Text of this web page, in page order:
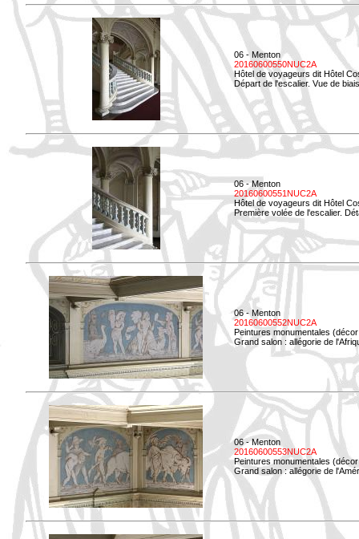
06 - Menton
20160600550NUC2A
Hôtel de voyageurs dit Hôtel
Départ de l'escalier. Vue de
06 - Menton
20160600551NUC2A
Hôtel de voyageurs dit Hôtel
Première volée de l'escalier.
06 - Menton
20160600552NUC2A
Peintures monumentales
Grand salon : allégorie de
06 - Menton
20160600553NUC2A
Peintures monumentales
Grand salon : allégorie de